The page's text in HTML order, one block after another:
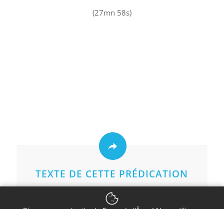
(27mn 58s)
TEXTE DE CETTE PRÉDICATION